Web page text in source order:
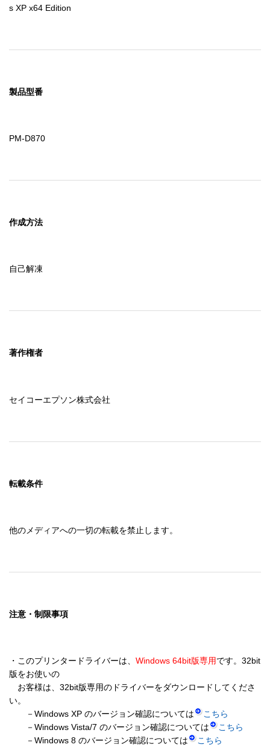
s XP x64 Edition
製品型番
PM-D870
作成方法
自己解凍
著作権者
セイコーエプソン株式会社
転載条件
他のメディアへの一切の転載を禁止します。
注意・制限事項
・このプリンタードライバーは、 Windows 64bit版専用です。32bit
版をお使いの
お客様は、32bit版専用のドライバーをダウンロードしてくださ
い。
－Windows XP のバージョン確認については
こちら
－Windows Vista/7 のバージョン確認については
こちら
－Windows 8 のバージョン確認については
こちら